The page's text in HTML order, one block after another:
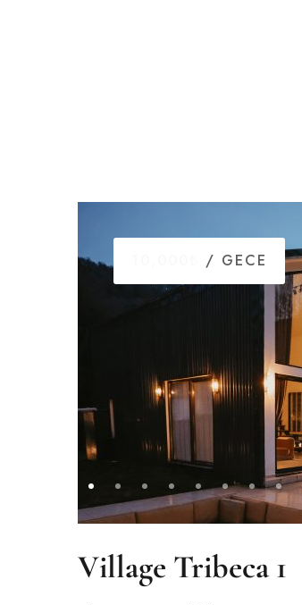
/ GECE
Village Tribeca 1